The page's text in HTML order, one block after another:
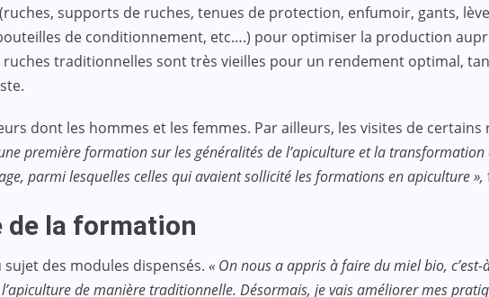
supports de ruches, tenues de protection, enfumoir, gants,
de conditionnement, etc….) pour optimiser la production
traditionnelles sont très vieilles pour un rendement optimal,
dont les hommes et les femmes. Par ailleurs, les visites de
première formation sur les généralités de l’apiculture et la
parmi lesquelles celles qui avaient sollicité les formations en apiculture »,
la formation
des modules dispensés. « On nous a appris à faire du miel bio,
de manière traditionnelle. Désormais, je vais améliorer mes